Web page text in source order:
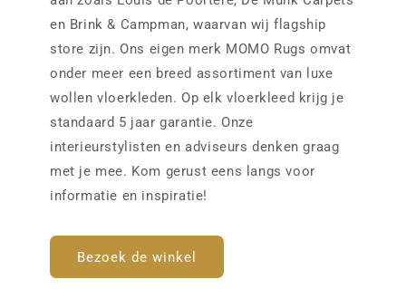
en Brink & Campman, waarvan wij flagship
store zijn. Ons eigen merk MOMO Rugs omvat
onder meer een breed assortiment van luxe
wollen vloerkleden. Op elk vloerkleed krijg je
standaard 5 jaar garantie. Onze
interieurstylisten en adviseurs denken graag
met je mee. Kom gerust eens langs voor
informatie en inspiratie!
Bezoek de winkel